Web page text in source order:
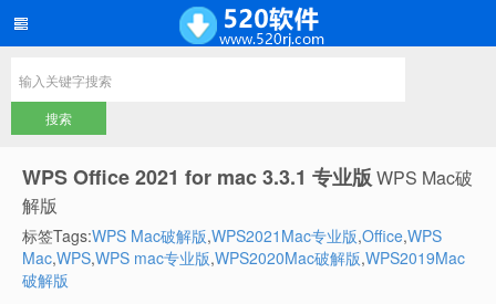
WPS Office 2021 for mac 3.3.1 专业版 WPS Mac破
解版
标签Tags:WPS Mac破解版,WPS2021Mac专业版,Office,WPS
Mac,WPS,WPS mac专业版,WPS2020Mac破解版,WPS2019Mac
破解版